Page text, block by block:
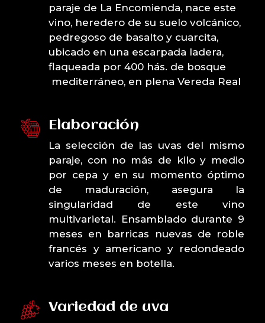
paraje de La Encomienda, nace este
vino, heredero de su suelo volcánico,
pedregoso de basalto y cuarcita,
ubicado en una escarpada ladera,
flaqueada por 400 hás. de bosque
mediterráneo, en plena Vereda Real
Elaboración
La selección de las uvas del mismo
paraje, con no más de kilo y medio
por cepa y en su momento óptimo
de maduración, asegura la
singularidad de este vino
multivarietal. Ensamblado durante 9
meses en barricas nuevas de roble
francés y americano y redondeado
varios meses en botella.
Variedad de uva